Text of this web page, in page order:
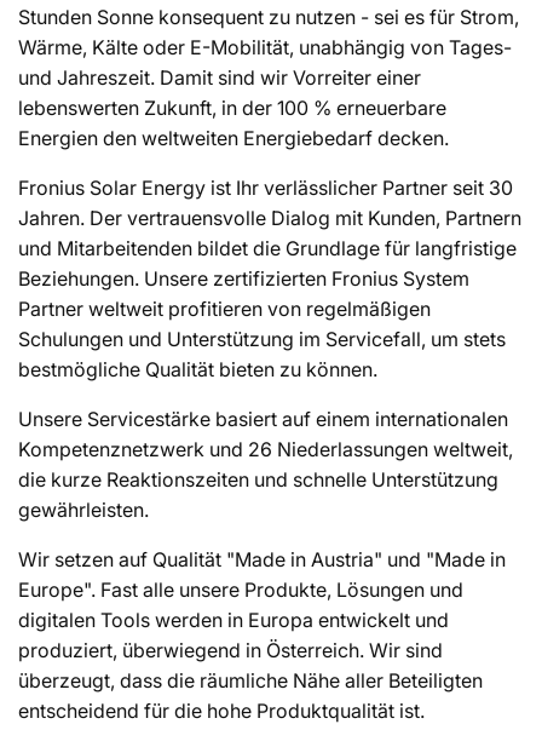
Stunden Sonne konsequent zu nutzen - sei es für Strom,
Wärme, Kälte oder E-Mobilität, unabhängig von Tages-
und Jahreszeit. Damit sind wir Vorreiter einer
lebenswerten Zukunft, in der 100 % erneuerbare
Energien den weltweiten Energiebedarf decken.
Fronius Solar Energy ist Ihr verlässlicher Partner seit 30
Jahren. Der vertrauensvolle Dialog mit Kunden, Partnern
und Mitarbeitenden bildet die Grundlage für langfristige
Beziehungen. Unsere zertifizierten Fronius System
Partner weltweit profitieren von regelmäßigen
Schulungen und Unterstützung im Servicefall, um stets
bestmögliche Qualität bieten zu können.
Unsere Servicestärke basiert auf einem internationalen
Kompetenznetzwerk und 26 Niederlassungen weltweit,
die kurze Reaktionszeiten und schnelle Unterstützung
gewährleisten.
Wir setzen auf Qualität "Made in Austria" und "Made in
Europe". Fast alle unsere Produkte, Lösungen und
digitalen Tools werden in Europa entwickelt und
produziert, überwiegend in Österreich. Wir sind
überzeugt, dass die räumliche Nähe aller Beteiligten
entscheidend für die hohe Produktqualität ist.